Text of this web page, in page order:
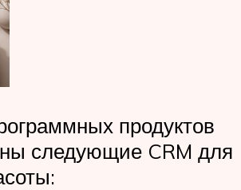
продуктов
следующие CRM для